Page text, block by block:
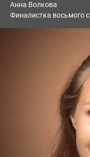
Анна Волкова
Финалистка восьмого